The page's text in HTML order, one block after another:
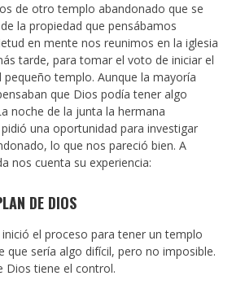
de otro templo abandonado que se
la propiedad que pensábamos
en mente nos reunimos en la iglesia
tarde, para tomar el voto de iniciar el
templo. Aunque la mayoría
que Dios podía tener algo
noche de la junta la hermana
pidió una oportunidad para investigar
lo que nos pareció bien. A
nos cuenta su experiencia:
DE DIOS
el proceso para tener un templo
que sería algo difícil, pero no imposible.
Dios tiene el control.